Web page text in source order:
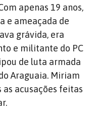
apenas 19 anos,
e ameaçada de
grávida, era
e militante do PC
de luta armada
Araguaia. Miriam
acusações feitas